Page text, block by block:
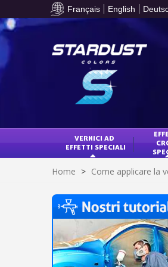
Français English
VERNICI AD
EFFETTI SPECIALI
Home > Come applicare la